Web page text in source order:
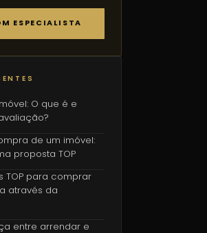
ESPECIALISTA
O que é e
de um imóvel:
proposta TOP
TOP para comprar
através da
entre arrendar e